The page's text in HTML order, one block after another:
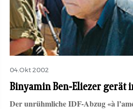
04.Okt 2002
Binyamin Ben-Eliezer gerät
Der unrühmliche IDF-Abzug «à